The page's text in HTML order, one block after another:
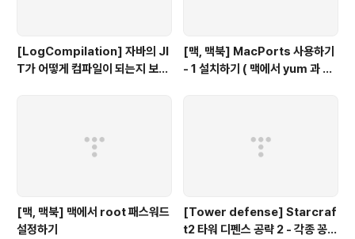
[LogCompilation] 자바의 JI
T가 어떻게 컴파일이 되는지 보고
[맥, 맥북] MacPorts 사용하기
- 1 설치하기 ( 맥에서 yum 과 같
[맥, 맥북] 맥에서 root 패스워드
설정하기
[Tower defense] Starcraf
t2 타워 디펜스 공략 2 - 각종 꽁수